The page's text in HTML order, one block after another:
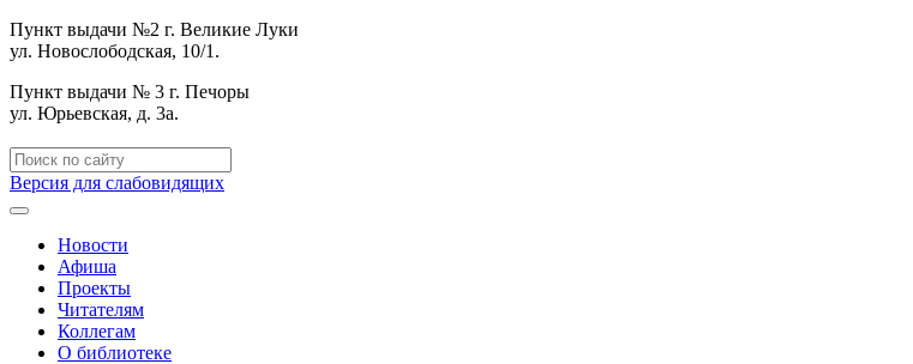
Пункт выдачи №2 г. Великие Луки
ул. Новослободская, 10/1.
Пункт выдачи № 3 г. Печоры
ул. Юрьевская, д. 3а.
Версия для слабовидящих
Новости
Афиша
Проекты
Читателям
Коллегам
О библиотеке